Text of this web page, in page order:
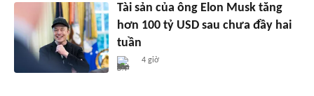
Tài sản của ông Elon Musk tăng
hơn 100 tỷ USD sau chưa đầy hai
tuần
4 giờ